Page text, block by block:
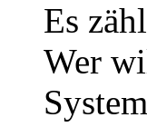
Es
Wer